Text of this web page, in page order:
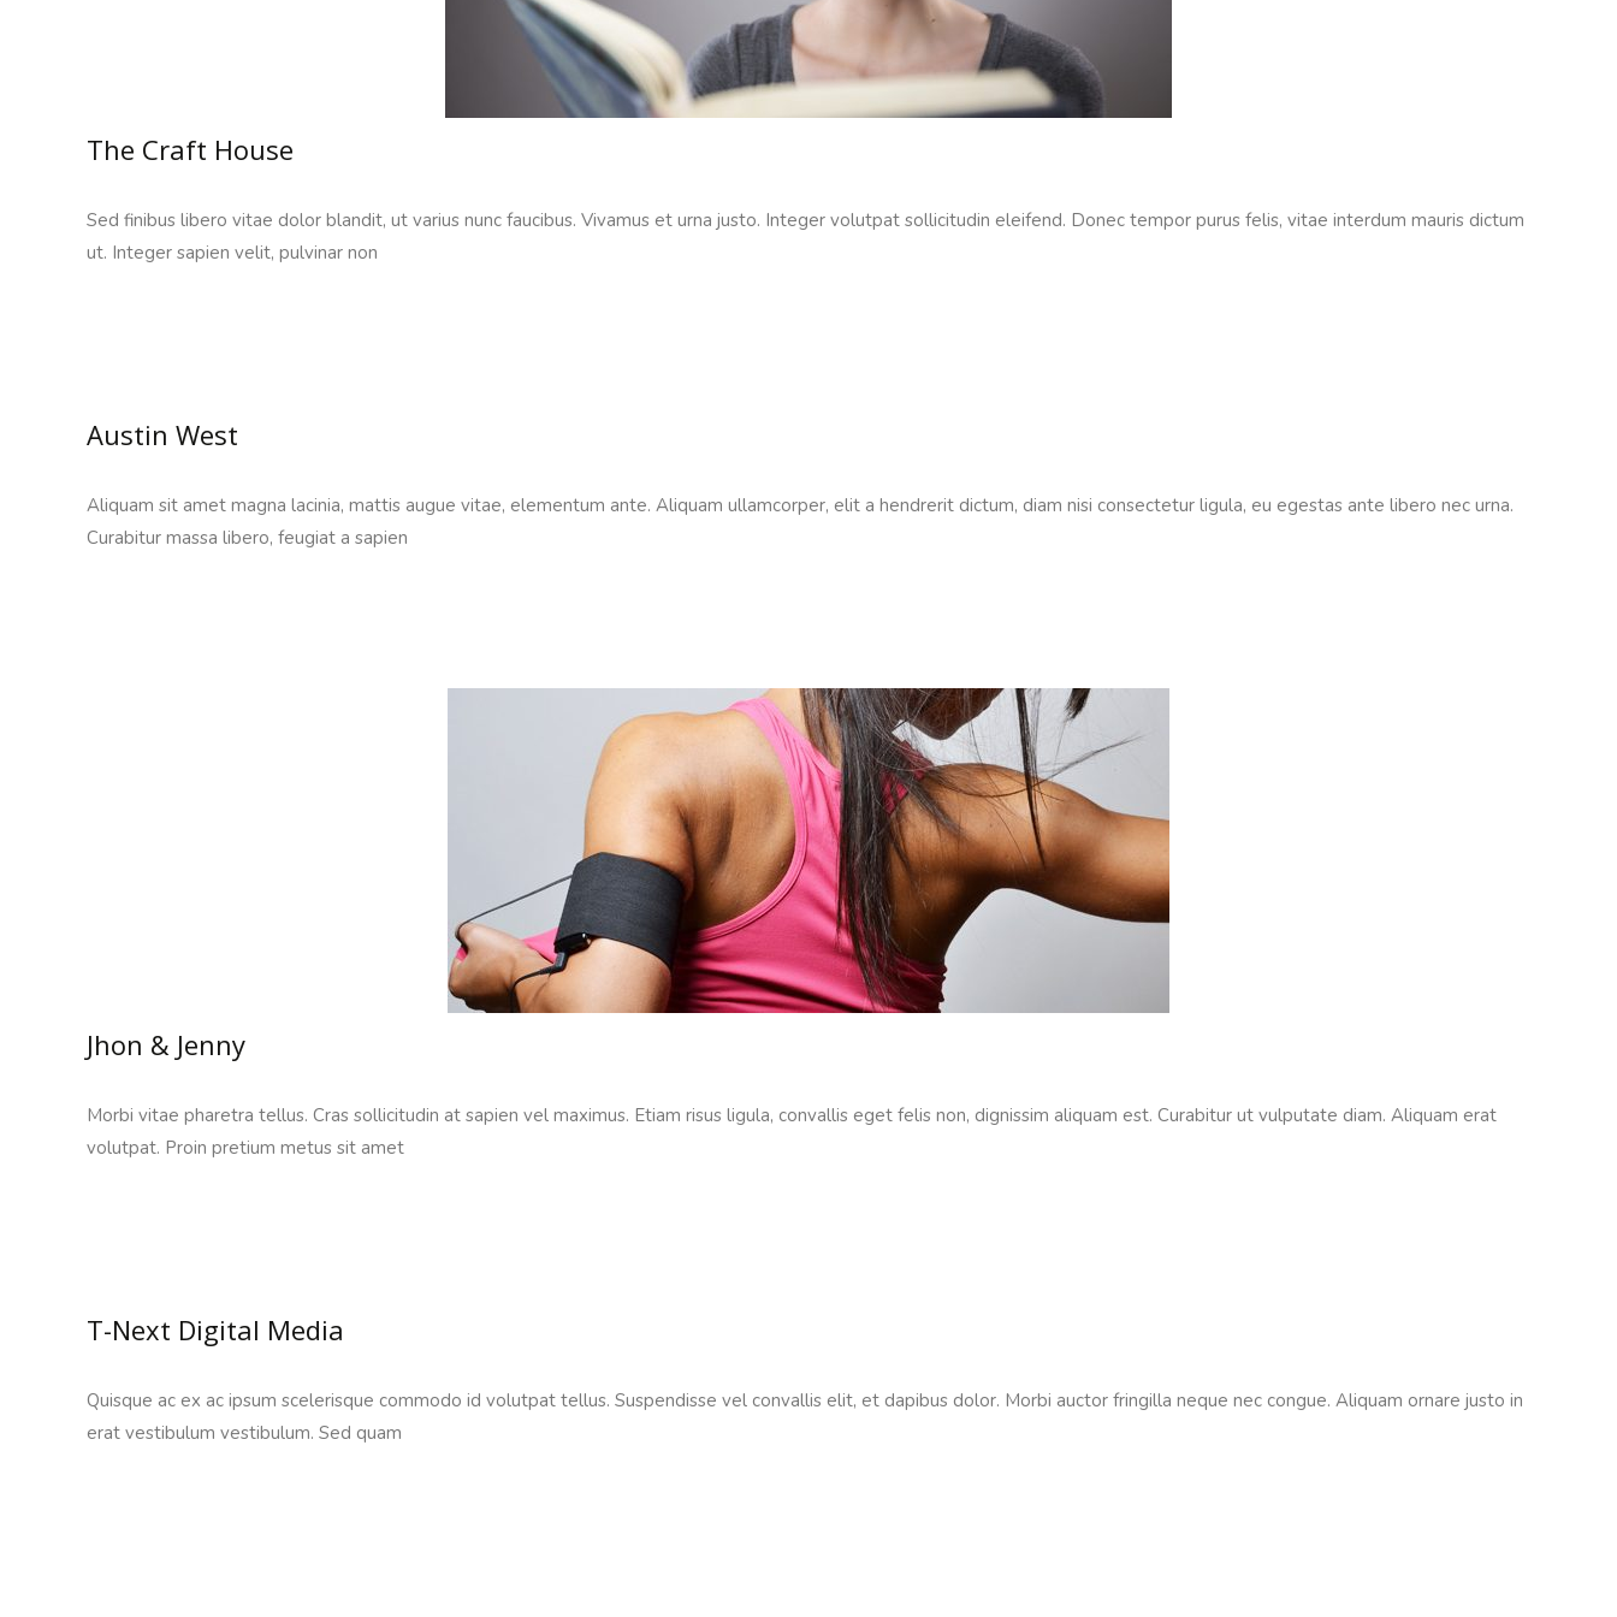
The Craft House
Sed finibus libero vitae dolor blandit, ut varius nunc faucibus. Vivamus et urna justo. Integer volutpat sollicitudin eleifend. Donec tempor purus felis, vitae interdum mauris dictum
ut. Integer sapien velit, pulvinar non
Austin West
Aliquam sit amet magna lacinia, mattis augue vitae, elementum ante. Aliquam ullamcorper, elit a hendrerit dictum, diam nisi consectetur ligula, eu egestas ante libero nec urna.
Curabitur massa libero, feugiat a sapien
Jhon & Jenny
Morbi vitae pharetra tellus. Cras sollicitudin at sapien vel maximus. Etiam risus ligula, convallis eget felis non, dignissim aliquam est. Curabitur ut vulputate diam. Aliquam erat
volutpat. Proin pretium metus sit amet
T-Next Digital Media
Quisque ac ex ac ipsum scelerisque commodo id volutpat tellus. Suspendisse vel convallis elit, et dapibus dolor. Morbi auctor fringilla neque nec congue. Aliquam ornare justo in
erat vestibulum vestibulum. Sed quam